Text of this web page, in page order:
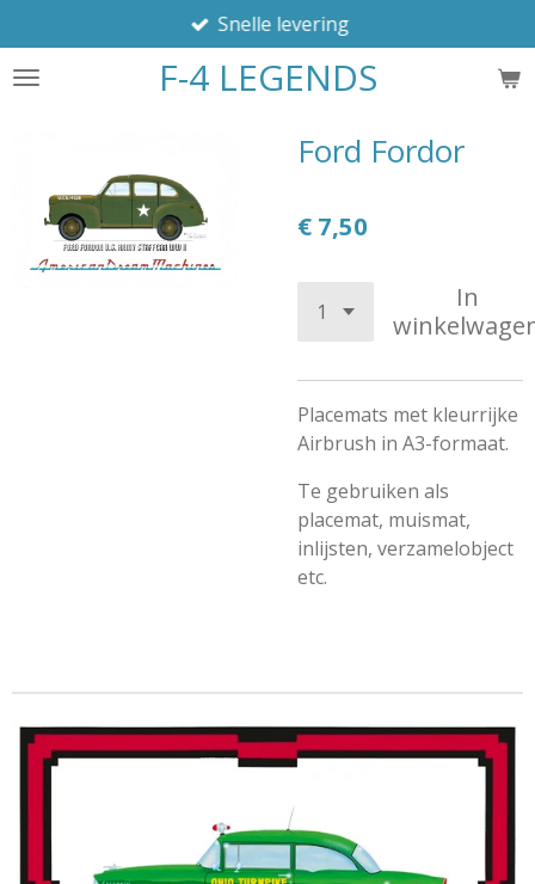
direct
naar
F-4 LEGENDS
Snelle levering
Ford Fordor
€ 7,50
In
Placemats met kleurrijke
Airbrush in A3-formaat.
Te gebruiken als
placemat, muismat,
inlijsten, verzamelobject
etc.